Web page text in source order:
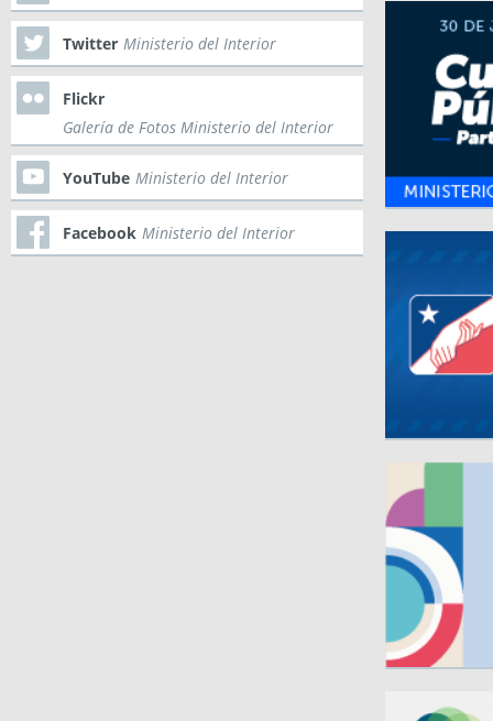
Twitter Ministerio del Interior
Flickr
Galería de Fotos Ministerio del Interior
YouTube Ministerio del Interior
Facebook Ministerio del Interior